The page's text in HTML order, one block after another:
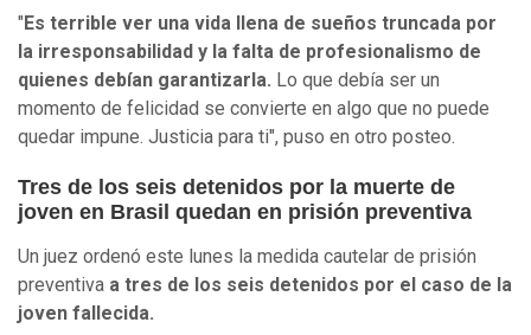
" Es terrible ver una vida llena de sueños truncada por
la irresponsabilidad y la falta de profesionalismo de
quienes debían garantizarla. Lo que debía ser un
momento de felicidad se convierte en algo que no puede
quedar impune. Justicia para ti", puso en otro posteo.
Tres de los seis detenidos por la muerte de
joven en Brasil quedan en prisión preventiva
Un juez ordenó este lunes la medida cautelar de prisión
preventiva a tres de los seis detenidos por el caso de la
joven fallecida.